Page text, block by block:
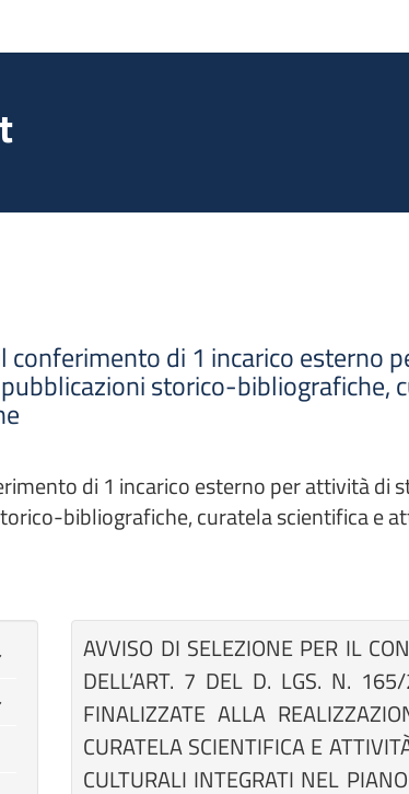
di 1 incarico esterno
storico-bibliografiche,
di 1 incarico esterno per attività di
bibliografiche, curatela scientifica e
AVVISO DI SELEZIONE PER IL
DELL’ART. 7 DEL D. LGS. N.
FINALIZZATE ALLA
CURATELA SCIENTIFICA E
CULTURALI INTEGRATI NEL